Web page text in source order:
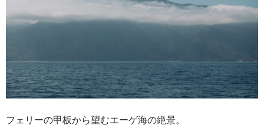
フェリーの甲板から望むエーゲ海の絶景。